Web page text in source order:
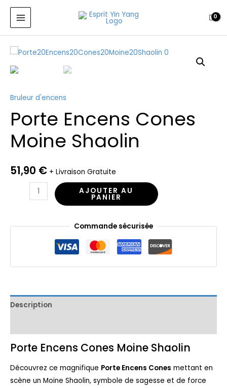
Aller
contenu
MAIN
MENU
Bruleur d'encens
Porte Encens Cones
Moine Shaolin
51,90 € + Livraison Gratuite
quantité
de
Cones
Moine
Shaolin
AJOUTER AU
PANIER
Commande sécurisée
Description
Porte Encens Cones Moine Shaolin
Découvrez ce magnifique Porte Encens Cones mettant en
scène un Moine Shaolin, symbole de sagesse et de force
Cones
Moine